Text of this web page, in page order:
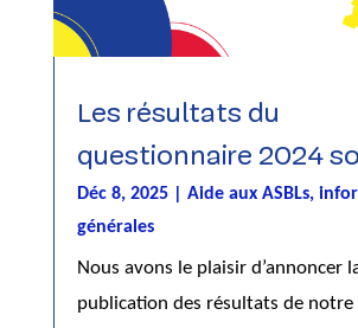
Les résultats du
questionnaire 2024
Déc 8, 2025| Aide aux ASBLs,
générales
Nous avons le plaisir d’annoncer
publication des résultats de notre